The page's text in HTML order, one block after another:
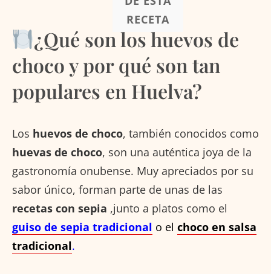
RECETA
¿Qué son los huevos de
choco y por qué son tan
populares en Huelva?
Los huevos de choco, también conocidos como
huevas de choco, son una auténtica joya de la
gastronomía onubense. Muy apreciados por su
sabor único, forman parte de unas de las
recetas con sepia ,junto a platos como el
guiso de sepia tradicional o el choco en salsa
tradicional.